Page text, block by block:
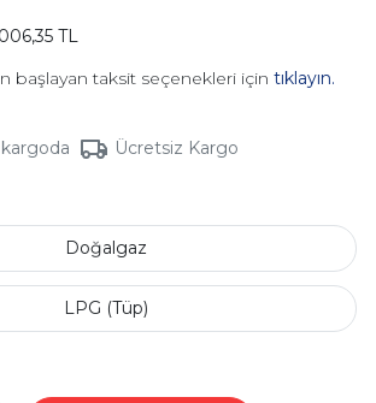
TL
başlayan taksit seçenekleri için tıklayın.
Ücretsiz Kargo
Doğalgaz
LPG (Tüp)